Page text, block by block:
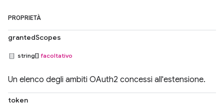
PROPRIETÀ
grantedScopes
string[] facoltativo
Un elenco degli ambiti OAuth2 concessi all'estensione.
token